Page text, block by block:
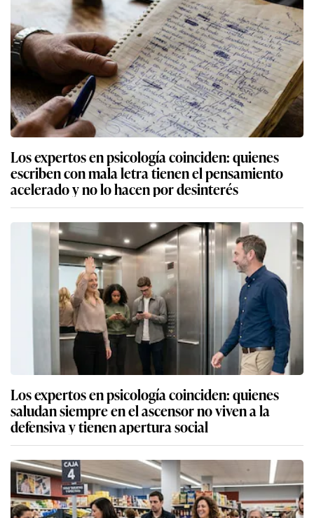
Los expertos en psicología coinciden: quienes
escriben con mala letra tienen el pensamiento
acelerado y no lo hacen por desinterés
Los expertos en psicología coinciden: quienes
saludan siempre en el ascensor no viven a la
defensiva y tienen apertura social